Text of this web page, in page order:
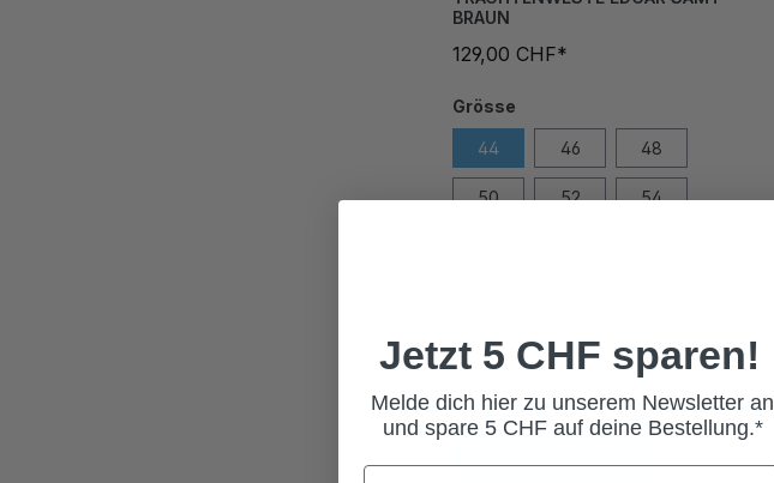
BRAUN
129,00 CHF*
Grösse
44 46 48
50 52 54
In den Warenkorb
Jetzt 5 CHF sparen!
Melde dich hier zu unserem Newsletter an
und spare 5 CHF auf deine Bestellung.*